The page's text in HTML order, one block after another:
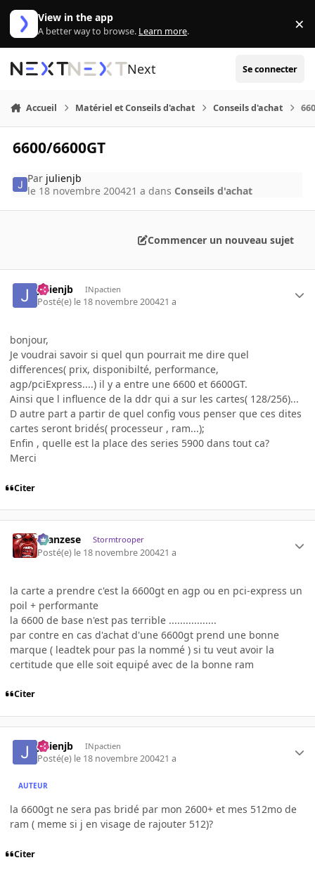
Aller au contenu
View in the app
A better way to browse. Learn more. ×
Next Se connecter
Accueil Matériel et Conseils d'achat Conseils d'achat
6600/6600GT
Par julienjb
le 18 novembre 200421 a dans Conseils d'achat
Commencer un nouveau sujet
julienjb INpactien
Posté(e) le 18 novembre 200421 a
bonjour,
Je voudrai savoir si quel qun pourrait me dire quel
differences( prix, disponibilté, performance,
agp/pciExpress....) il y a entre une 6600 et 6600GT.
Ainsi que l influence de la ddr qui a sur les cartes( 128/256)...
D autre part a partir de quel config vous penser que ces dites
cartes seront bridés( processeur , ram...);
Enfin , quelle est la place des series 5900 dans tout ca?
Merci
Citer
ilcanzese Stormtrooper
Posté(e) le 18 novembre 200421 a
la carte a prendre c'est la 6600gt en agp ou en pci-express un
poil + performante
la 6600 de base n'est pas terrible .................
par contre en cas d'achat d'une 6600gt prend une bonne
marque ( leadtek pour pas la nommé ) si tu veut avoir la
certitude que elle soit equipé avec de la bonne ram
Citer
julienjb INpactien
Posté(e) le 18 novembre 200421 a
AUTEUR
la 6600gt ne sera pas bridé par mon 2600+ et mes 512mo de
ram ( meme si j en visage de rajouter 512)?
Citer